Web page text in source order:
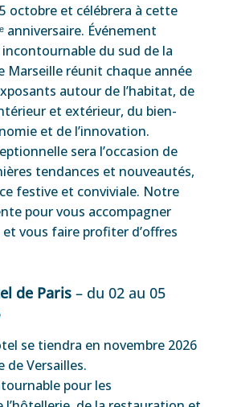
octobre et célébrera à cette
anniversaire. Événement
du sud de la
Marseille réunit chaque année
autour de l’habitat, de
et extérieur, du bien-
et de l’innovation.
sera l’occasion de
tendances et nouveautés,
festive et conviviale. Notre
pour vous accompagner
vous faire profiter d’offres
de Paris – du 02 au 05
se tiendra en novembre 2026
de Versailles.
pour les